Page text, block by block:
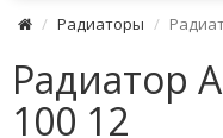
Радиаторы
Радиатор
100 12